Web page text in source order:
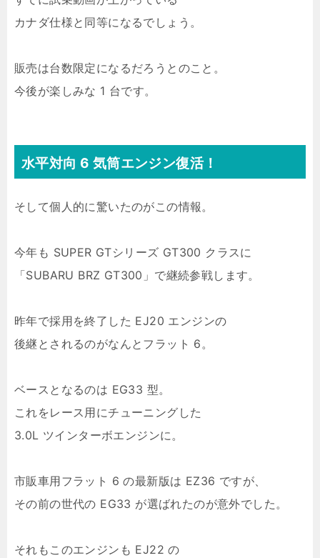
カナダ仕様と同等になるでしょう。
販売は台数限定になるだろうとのこと。
今後が楽しみな 1 台です。
水平対向 6 気筒エンジン復活！
そして個人的に驚いたのがこの情報。
今年も SUPER GTシリーズ GT300 クラスに
「SUBARU BRZ GT300」で継続参戦します。
昨年で採用を終了した EJ20 エンジンの
後継とされるのがなんとフラット 6。
ベースとなるのは EG33 型。
これをレース用にチューニングした
3.0L ツインターボエンジンに。
市販車用フラット 6 の最新版は EZ36 ですが、
その前の世代の EG33 が選ばれたのが意外でした。
それもこのエンジンも EJ22 の